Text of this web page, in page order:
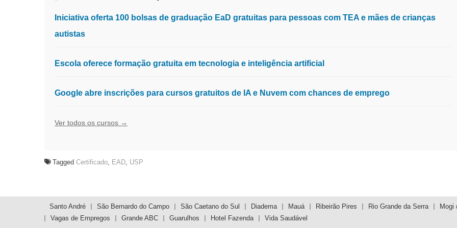
Iniciativa oferta 100 bolsas de graduação EaD gratuitas para pessoas com TEA e mães de crianças
autistas
Escola oferece formação gratuita em tecnologia e inteligência artificial
Google abre inscrições para cursos gratuitos de IA e Nuvem com chances de emprego
Ver todos os cursos →
Tagged Certificado, EAD, USP
de
Santo André São Bernardo do Campo São Caetano do Sul Diadema Mauá Ribeirão Pires Rio Grande da Serra Mogi
Vagas de Empregos
Grande ABC Guarulhos Hotel Fazenda Vida Saudável